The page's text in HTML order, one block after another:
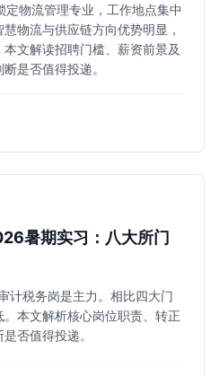
物流管理专业，工作地点集中
物流与供应链方向优势明显，
文解读招聘门槛、薪资前景及
是否值得投递。
暑期实习：八大所门
计税务岗是主力。相比四大门
本文解析核心岗位职责、转正
否值得投递。